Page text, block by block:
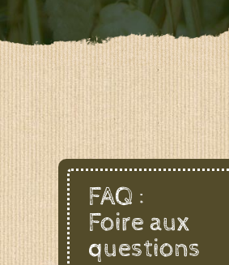
FAQ :
Foire aux
questions